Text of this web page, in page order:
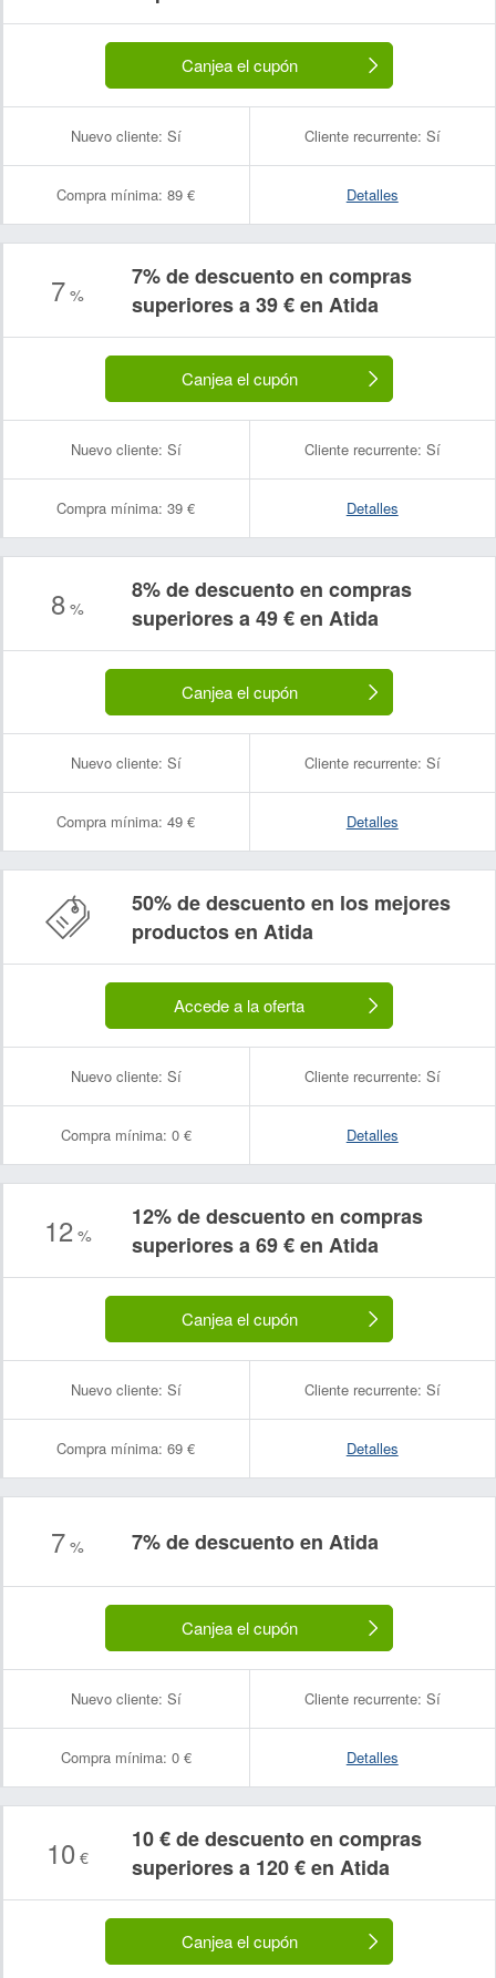
Canjea el cupón
Nuevo cliente: Sí Cliente recurrente: Sí
Compra mínima: 89 € Detalles
7%
7% de descuento en compras
superiores a 39 € en Atida
Canjea el cupón
Nuevo cliente: Sí Cliente recurrente: Sí
Compra mínima: 39 € Detalles
8%
8% de descuento en compras
superiores a 49 € en Atida
Canjea el cupón
Nuevo cliente: Sí Cliente recurrente: Sí
Compra mínima: 49 € Detalles
50% de descuento en los mejores
productos en Atida
Accede a la oferta
Nuevo cliente: Sí Cliente recurrente: Sí
Compra mínima: 0 € Detalles
12 %
12% de descuento en compras
superiores a 69 € en Atida
Canjea el cupón
Nuevo cliente: Sí Cliente recurrente: Sí
Compra mínima: 69 € Detalles
7% 7% de descuento en Atida
Canjea el cupón
Nuevo cliente: Sí Cliente recurrente: Sí
Compra mínima: 0 € Detalles
10 €
10 € de descuento en compras
superiores a 120 € en Atida
Canjea el cupón